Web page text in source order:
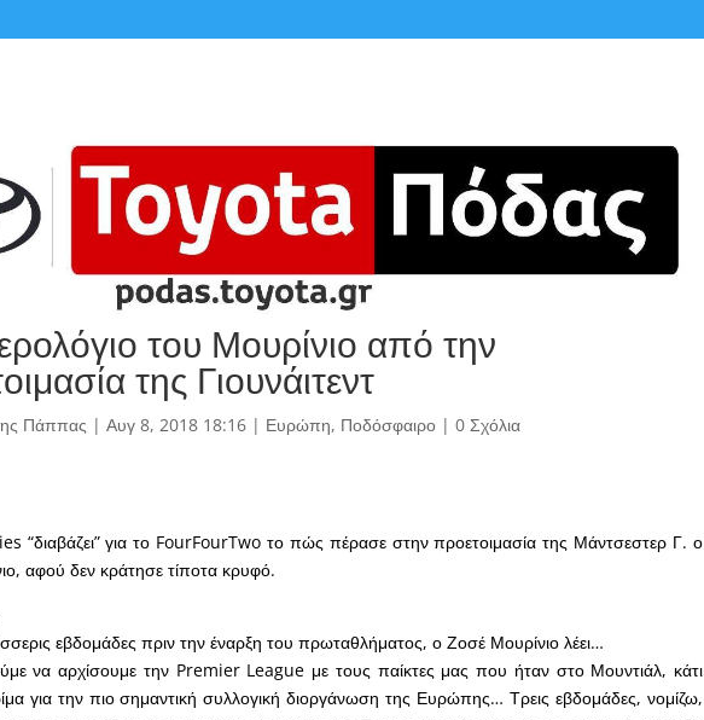
του Μουρίνιο από την
της Γιουνάιτεντ
Πάππας | Αυγ 8, 2018 18:16| Ευρώπη, Ποδόσφαιρο| 0 Σχόλια
“διαβάζει” για το FourFourTwo το πώς πέρασε στην προετοιμασία της Μάντσεστερ Γ. ο
αφού δεν κράτησε τίποτα κρυφό.
εβδομάδες πριν την έναρξη του πρωταθλήματος, ο Ζοσέ Μουρίνιο λέει…
να αρχίσουμε την Premier League με τους παίκτες μας που ήταν στο Μουντιάλ, κάτι
για την πιο σημαντική συλλογική διοργάνωση της Ευρώπης… Τρεις εβδομάδες, νομίζω,